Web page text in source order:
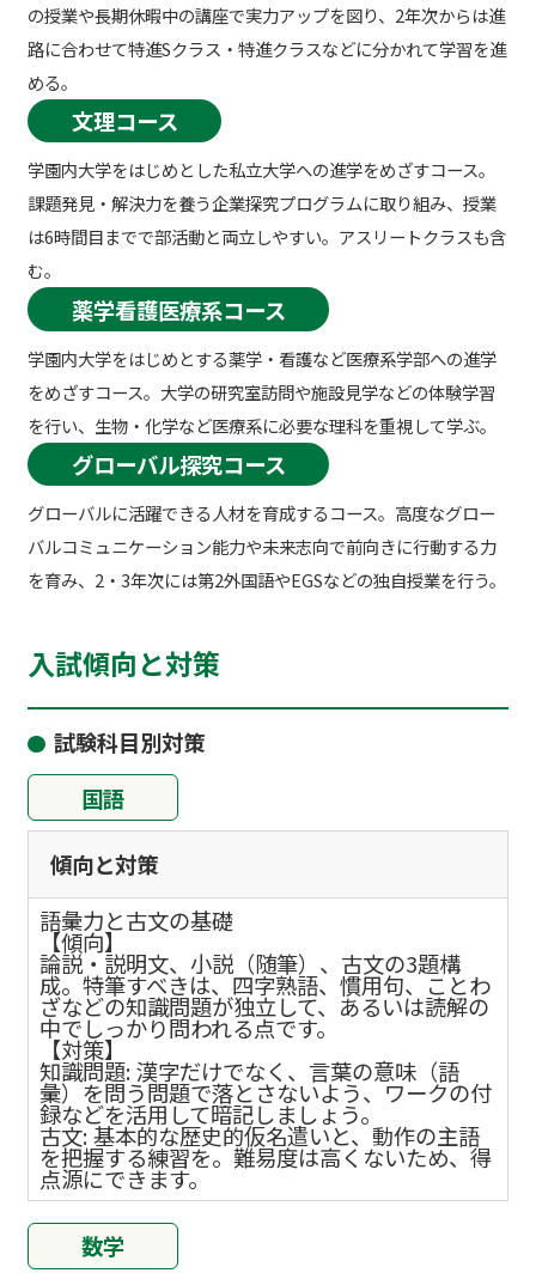
の授業や長期休暇中の講座で実力アップを図り、2年次からは進
路に合わせて特進Sクラス・特進クラスなどに分かれて学習を進
める。
文理コース
学園内大学をはじめとした私立大学への進学をめざすコース。
課題発見・解決力を養う企業探究プログラムに取り組み、授業
は6時間目までで部活動と両立しやすい。アスリートクラスも含
む。
薬学看護医療系コース
学園内大学をはじめとする薬学・看護など医療系学部への進学
をめざすコース。大学の研究室訪問や施設見学などの体験学習
を行い、生物・化学など医療系に必要な理科を重視して学ぶ。
グローバル探究コース
グローバルに活躍できる人材を育成するコース。高度なグロー
バルコミュニケーション能力や未来志向で前向きに行動する力
を育み、2・3年次には第2外国語やEGSなどの独自授業を行う。
入試傾向と対策
試験科目別対策
国語
傾向と対策
語彙力と古文の基礎
【傾向】
論説・説明文、小説（随筆）、古文の3題構
成。特筆すべきは、四字熟語、慣用句、ことわ
ざなどの知識問題が独立して、あるいは読解の
中でしっかり問われる点です。
【対策】
知識問題: 漢字だけでなく、言葉の意味（語
彙）を問う問題で落とさないよう、ワークの付
録などを活用して暗記しましょう。
古文: 基本的な歴史的仮名遣いと、動作の主語
を把握する練習を。難易度は高くないため、得
点源にできます。
数学